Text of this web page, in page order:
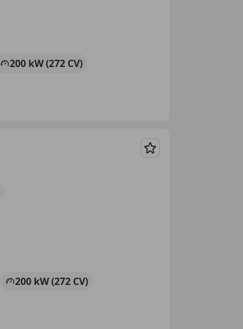
200 kW (272 CV)
Guardar
200 kW (272 CV)